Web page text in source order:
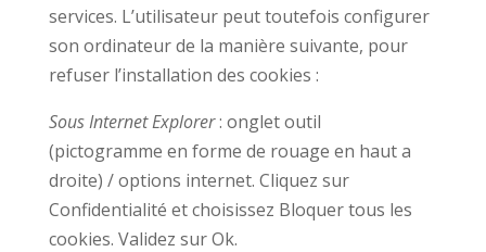
services. L’utilisateur peut toutefois configurer
son ordinateur de la manière suivante, pour
refuser l’installation des cookies :
Sous Internet Explorer: onglet outil
(pictogramme en forme de rouage en haut a
droite) / options internet. Cliquez sur
Confidentialité et choisissez Bloquer tous les
cookies. Validez sur Ok.